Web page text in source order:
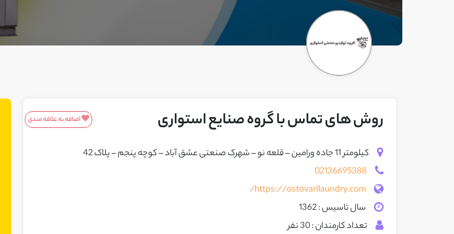
روش های تماس با گروه صنایع استواری اضافه به علاقه مندی
کیلومتر 11 جاده ورامین – قلعه نو – شهرک صنعتی عشق آباد – کوچه پنجم – پلاک 42
02136695388
https://ostovarilaundry.com/
سال تاسیس : 1362
تعداد کارمندان : 30 نفر
معرفی محصولات/خدمات